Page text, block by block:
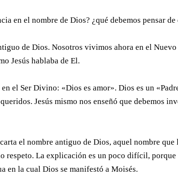
en el nombre de Dios? ¿qué debemos pensar de
de Dios. Nosotros vivimos ahora en el Nuevo
Jesús hablaba de El.
el Ser Divino: «Dios es amor». Dios es un
Jesús mismo nos enseñó que debemos
el nombre antiguo de Dios, aquel nombre que
respeto. La explicación es un poco difícil, porque
en la cual Dios se manifestó a Moisés.